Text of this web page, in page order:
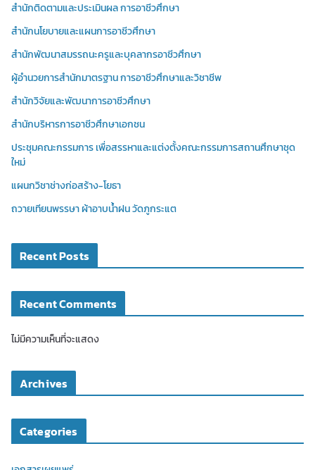
สำนักติดตามและประเมินผล การอาชีวศึกษา
สำนักนโยบายและแผนการอาชีวศึกษา
สำนักพัฒนาสมรรถนะครูและบุคลากรอาชีวศึกษา
ผู้อำนวยการสำนักมาตรฐาน การอาชีวศึกษาและวิชาชีพ
สำนักวิจัยและพัฒนาการอาชีวศึกษา
สำนักบริหารการอาชีวศึกษาเอกชน
ประชุมคณะกรรมการ เพื่อสรรหาและแต่งตั้งคณะกรรมการสถานศึกษาชุด
ใหม่
แผนกวิชาช่างก่อสร้าง-โยธา
ถวายเทียนพรรษา ผ้าอาบน้ำฝน วัดภูกระแต
Recent Posts
Recent Comments
ไม่มีความเห็นที่จะแสดง
Archives
Categories